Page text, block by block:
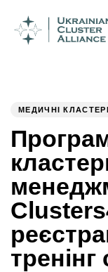
IN:
МЕДИЧНІ
тренінг
on: